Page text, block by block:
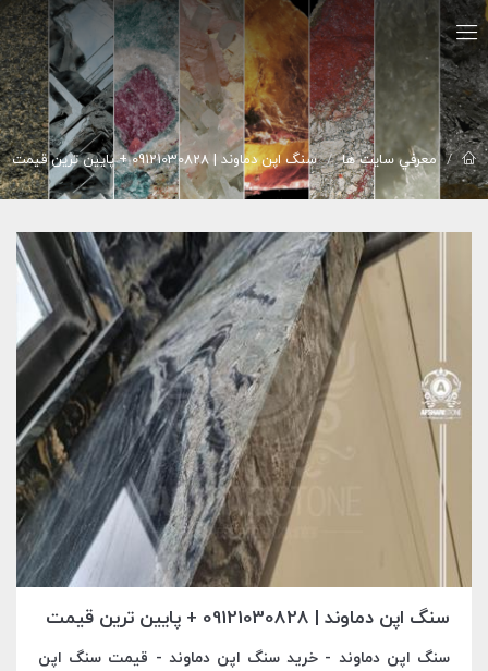
معرفي سايت ها سنگ اپن دماوند | 09121030828 + پایین ترین قیمت
سنگ اپن دماوند | 09121030828 + پایین ترین قیمت
سنگ اپن دماوند - خرید سنگ اپن دماوند - قیمت سنگ اپن